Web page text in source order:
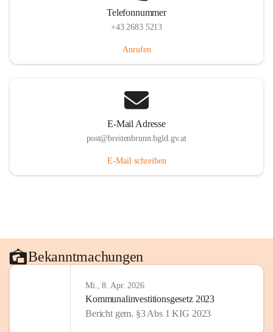
Telefonnummer
+43 2683 5213
Anrufen
E-Mail Adresse
post@breitenbrunn.bgld.gv.at
E-Mail schreiben
Bekanntmachungen
Mi., 8. Apr. 2026
Kommunalinvestitionsgesetz 2023
Bericht gem. §3 Abs 1 KIG 2023